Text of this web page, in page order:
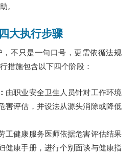
。
大执行步骤
不只是一句口号，更需依循法规
措施包含以下四个阶段：
由职业安全卫生人员针对工作环境
害评估，并设法从源头消除或降低
工健康服务医师依据危害评估结果
健康手册，进行个别面谈与健康指